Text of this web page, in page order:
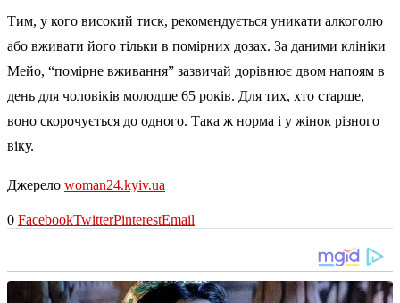
Тим, у кого високий тиск, рекомендується уникати алкоголю
або вживати його тільки в помірних дозах. За даними клініки
Мейо, “помірне вживання” зазвичай дорівнює двом напоям в
день для чоловіків молодше 65 років. Для тих, хто старше,
воно скорочується до одного. Така ж норма і у жінок різного
віку.
Джерело woman24.kyiv.ua
0 FacebookTwitterPinterestEmail